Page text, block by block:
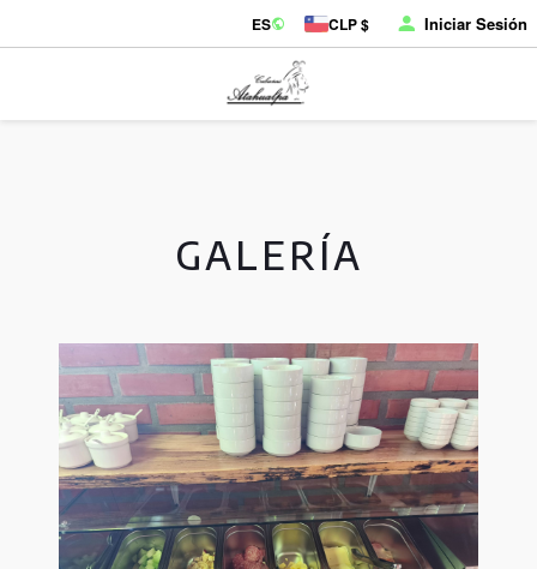
ES CLP $ Iniciar Sesión
GALERÍA